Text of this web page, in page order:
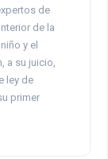
de
de la
y el
a su juicio,
ley de
primer